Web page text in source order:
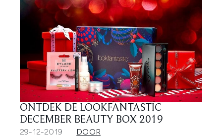
ONTDEK DE LOOKFANTASTIC
DECEMBER BEAUTY BOX 2019
29-12-2019 DOOR